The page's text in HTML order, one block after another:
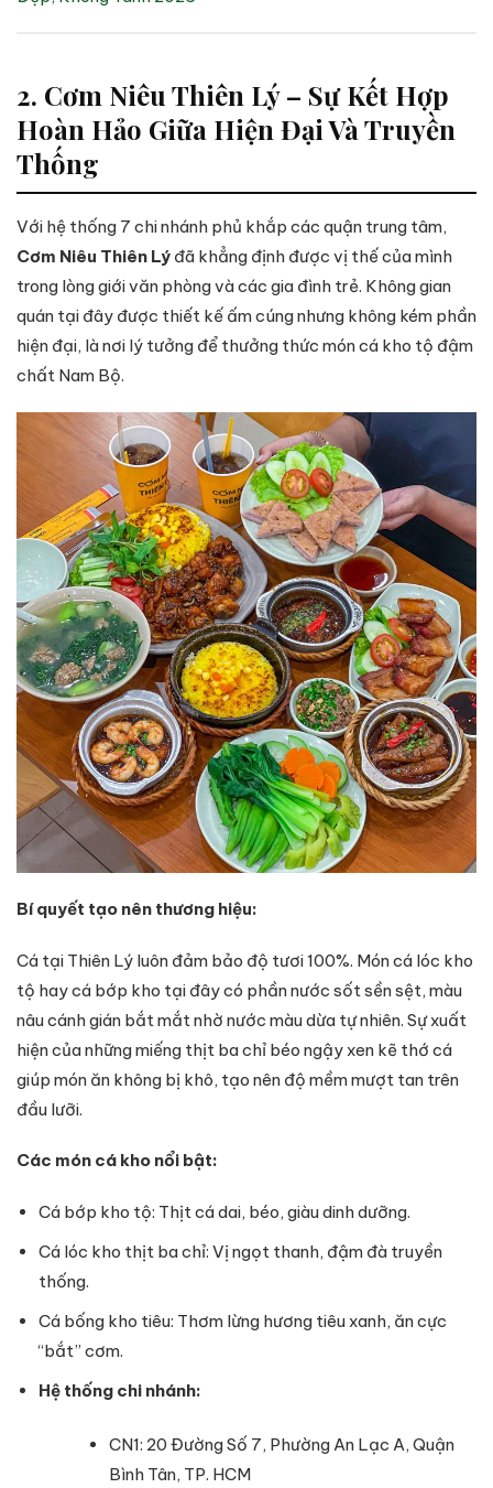
2. Cơm Niêu Thiên Lý – Sự Kết Hợp
Hoàn Hảo Giữa Hiện Đại Và Truyền
Thống
Với hệ thống 7 chi nhánh phủ khắp các quận trung tâm,
Cơm Niêu Thiên Lý đã khẳng định được vị thế của mình
trong lòng giới văn phòng và các gia đình trẻ. Không gian
quán tại đây được thiết kế ấm cúng nhưng không kém phần
hiện đại, là nơi lý tưởng để thưởng thức món cá kho tộ đậm
chất Nam Bộ.
Bí quyết tạo nên thương hiệu:
Cá tại Thiên Lý luôn đảm bảo độ tươi 100%. Món cá lóc kho
tộ hay cá bớp kho tại đây có phần nước sốt sền sệt, màu
nâu cánh gián bắt mắt nhờ nước màu dừa tự nhiên. Sự xuất
hiện của những miếng thịt ba chỉ béo ngậy xen kẽ thớ cá
giúp món ăn không bị khô, tạo nên độ mềm mượt tan trên
đầu lưỡi.
Các món cá kho nổi bật:
Cá bớp kho tộ: Thịt cá dai, béo, giàu dinh dưỡng.
Cá lóc kho thịt ba chỉ: Vị ngọt thanh, đậm đà truyền
thống.
Cá bống kho tiêu: Thơm lừng hương tiêu xanh, ăn cực
“bắt” cơm.
Hệ thống chi nhánh:
CN1: 20 Đường Số 7, Phường An Lạc A, Quận
Bình Tân, TP. HCM